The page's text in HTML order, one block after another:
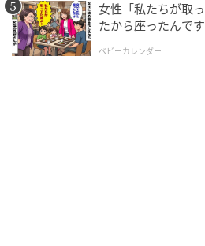
女性「私たちが取
たから座ったんで
ベビーカレンダー